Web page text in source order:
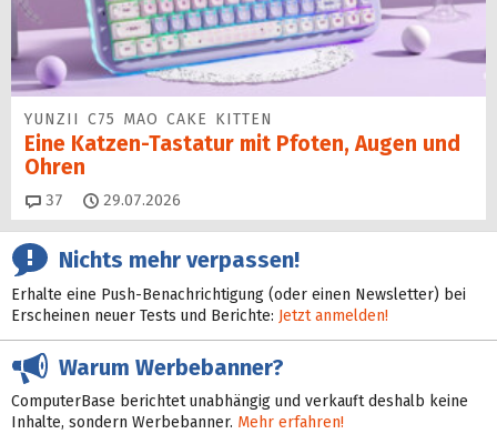
YUNZII C75 MAO CAKE KITTEN
Eine Katzen-Tastatur mit Pfoten, Augen und
Ohren
37 Kommentare
29.07.2026
Nichts mehr verpassen!
Erhalte eine Push-Benachrichtigung (oder einen Newsletter) bei
Erscheinen neuer Tests und Berichte: Jetzt anmelden!
Warum Werbebanner?
ComputerBase berichtet unabhängig und verkauft deshalb keine
Inhalte, sondern Werbebanner. Mehr erfahren!